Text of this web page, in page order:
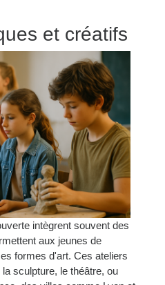
et créatifs
intègrent souvent des
aux jeunes de
formes d'art. Ces ateliers
sculpture, le théâtre, ou